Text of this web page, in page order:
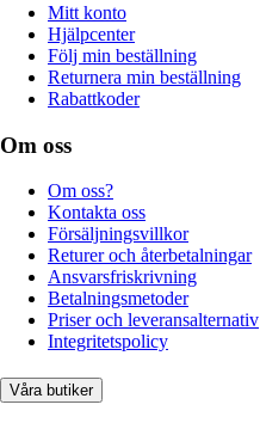
Mitt konto
Hjälpcenter
Följ min beställning
Returnera min beställning
Rabattkoder
Om oss
Om oss?
Kontakta oss
Försäljningsvillkor
Returer och återbetalningar
Ansvarsfriskrivning
Betalningsmetoder
Priser och leveransalternativ
Integritetspolicy
Våra butiker